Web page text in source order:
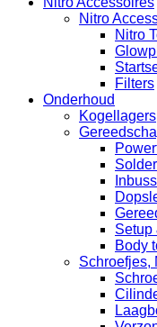
Nitro
Nitro
Filters
Onderhoud
Kogellagers
Setup
Body
Schroefjes,